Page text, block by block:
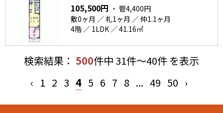
105,500円 ・ 管4,400円
敷0ヶ月 ／ 礼1ヶ月 ／ 仲1.1ヶ月
4階 ／ 1LDK ／ 41.16㎡
検索結果： 500件中 31件～40件 を表示
‹ 1 2 3 4 5 6 7 8 ... 49 50 ›